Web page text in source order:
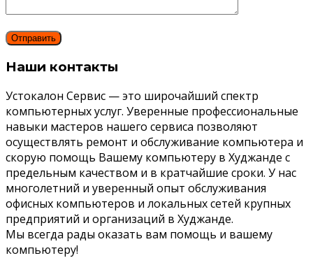
Наши контакты
Устокалон Сервис — это широчайший спектр
компьютерных услуг. Уверенные профессиональные
навыки мастеров нашего сервиса позволяют
осуществлять ремонт и обслуживание компьютера и
скорую помощь Вашему компьютеру в Худжанде с
предельным качеством и в кратчайшие сроки. У нас
многолетний и уверенный опыт обслуживания
офисных компьютеров и локальных сетей крупных
предприятий и организаций в Худжанде.
Мы всегда рады оказать вам помощь и вашему
компьютеру!